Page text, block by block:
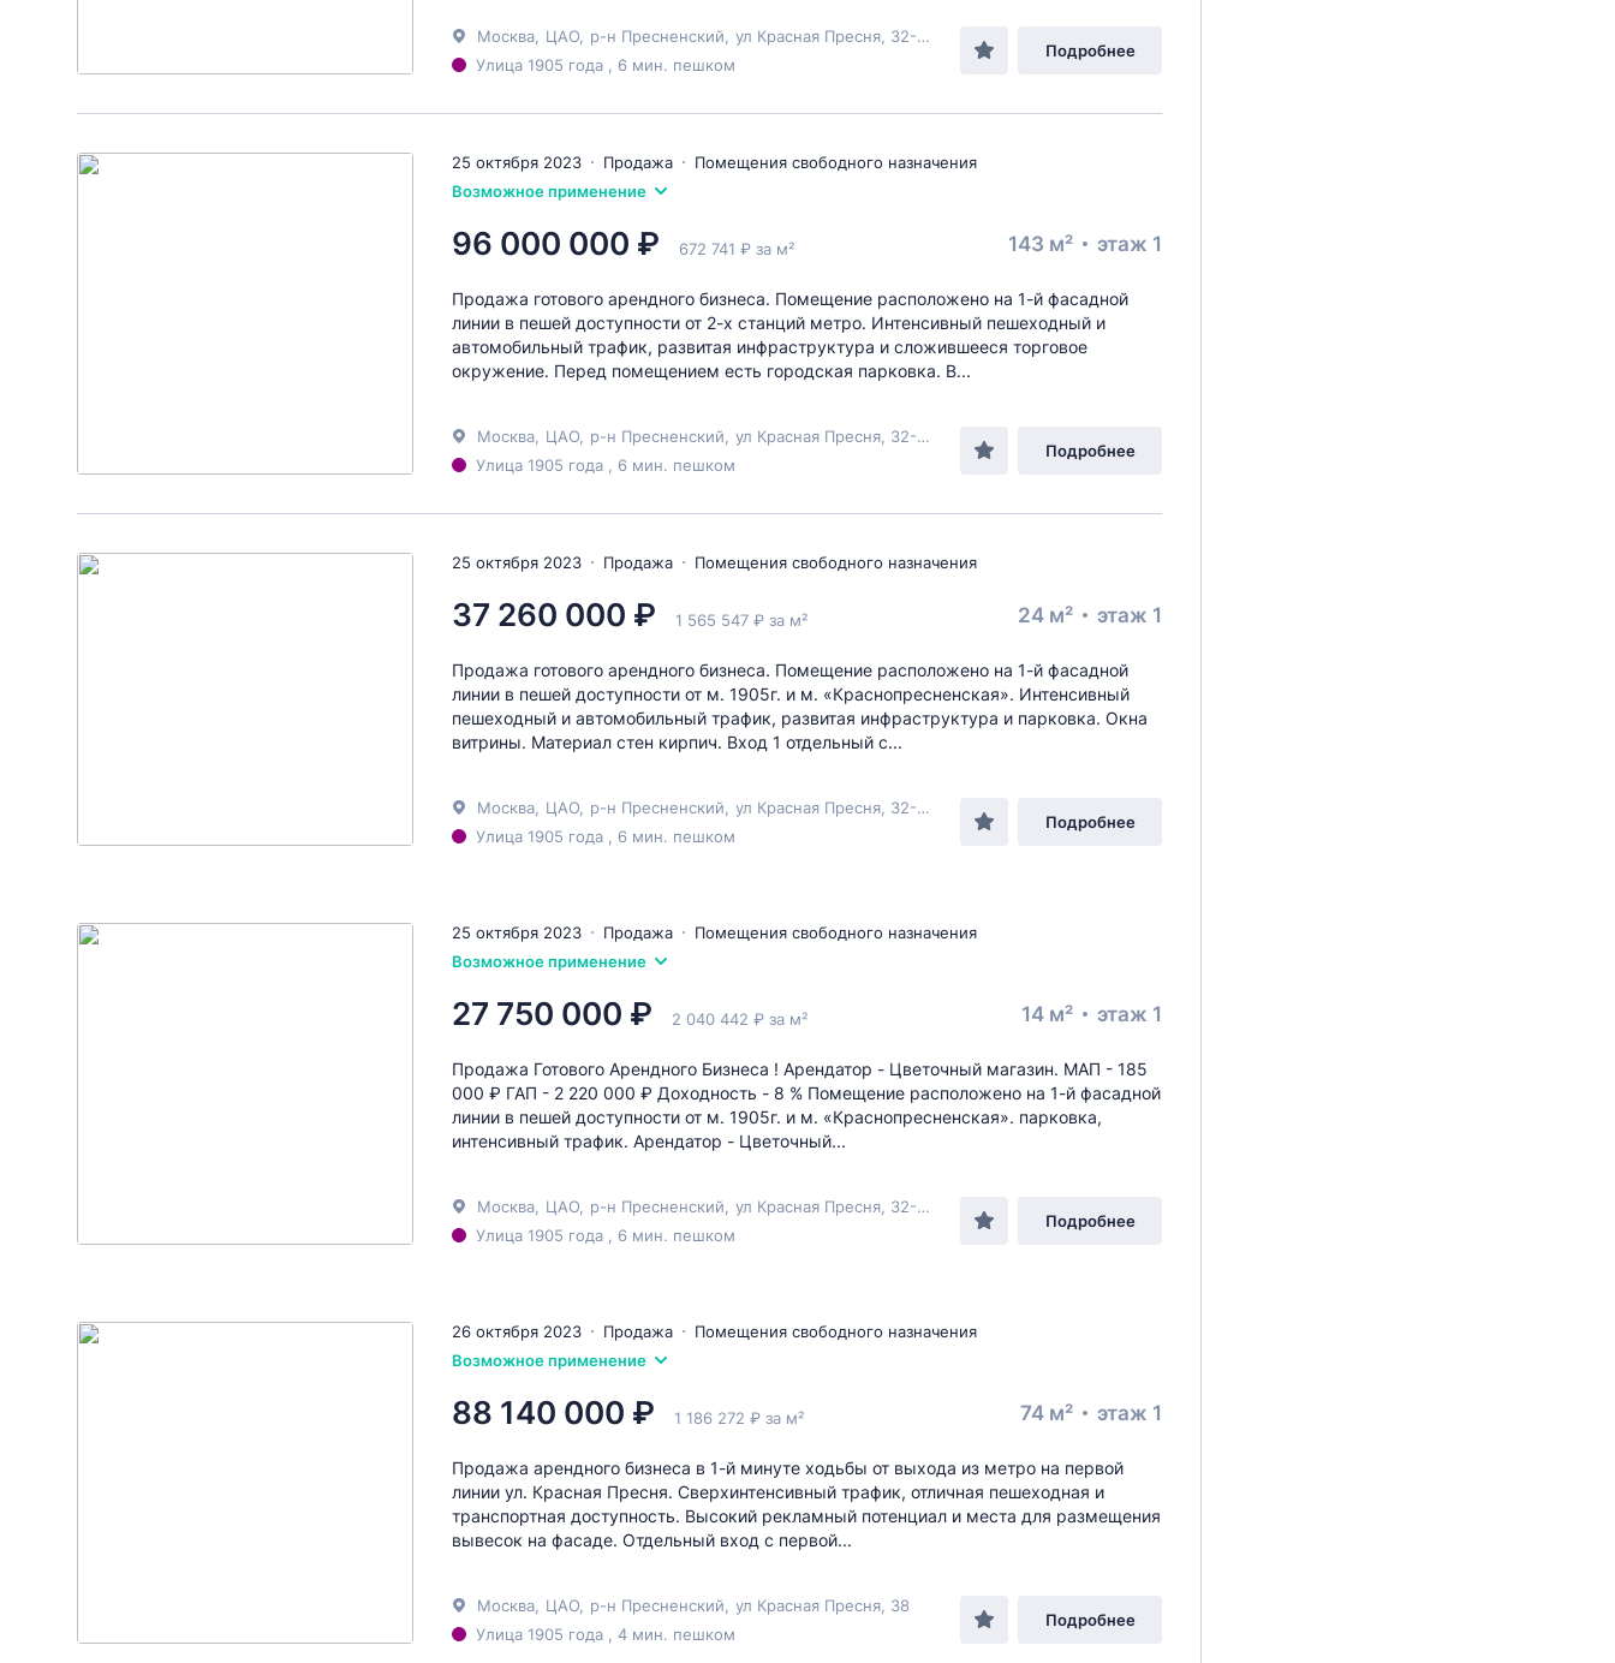
Москва ЦАО р-н Пресненский ул Красная Пресня , 32-34
Улица 1905 года , 6 мин. пешком
Подробнее
25 октября 2023 Продажа
Помещения свободного назначения
Возможное применение
96 000 000 ₽ 672 741 ₽ за м² 143 м² этаж 1
Продажа готового арендного бизнеса. Помещение расположено на 1-й фасадной
линии в пешей доступности от 2-х станций метро. Интенсивный пешеходный и
автомобильный трафик, развитая инфраструктура и сложившееся торговое
окружение. Перед помещением есть городская парковка. В...
Москва ЦАО р-н Пресненский ул Красная Пресня , 32-34
Улица 1905 года , 6 мин. пешком
Подробнее
25 октября 2023 Продажа Помещения свободного назначения
37 260 000 ₽ 1 565 547 ₽ за м² 24 м² этаж 1
Продажа готового арендного бизнеса. Помещение расположено на 1-й фасадной
линии в пешей доступности от м. 1905г. и м. «Краснопресненская». Интенсивный
пешеходный и автомобильный трафик, развитая инфраструктура и парковка. Окна
витрины. Материал стен кирпич. Вход 1 отдельный с...
Москва ЦАО р-н Пресненский ул Красная Пресня , 32-34
Улица 1905 года , 6 мин. пешком
Подробнее
25 октября 2023 Продажа
Помещения свободного назначения
Возможное применение
27 750 000 ₽ 2 040 442 ₽ за м² 14 м² этаж 1
Продажа Готового Арендного Бизнеса ! Арендатор - Цветочный магазин. МАП - 185
000 ₽ ГАП - 2 220 000 ₽ Доходность - 8 % Помещение расположено на 1-й фасадной
линии в пешей доступности от м. 1905г. и м. «Краснопресненская». парковка,
интенсивный трафик. Арендатор - Цветочный...
Москва ЦАО р-н Пресненский ул Красная Пресня , 32-34
Улица 1905 года , 6 мин. пешком
Подробнее
26 октября 2023 Продажа
Помещения свободного назначения
Возможное применение
88 140 000 ₽ 1 186 272 ₽ за м² 74 м² этаж 1
Продажа арендного бизнеса в 1-й минуте ходьбы от выхода из метро на первой
линии ул. Красная Пресня. Сверхинтенсивный трафик, отличная пешеходная и
транспортная доступность. Высокий рекламный потенциал и места для размещения
вывесок на фасаде. Отдельный вход с первой...
Москва ЦАО р-н Пресненский ул Красная Пресня , 38
Улица 1905 года , 4 мин. пешком
Подробнее